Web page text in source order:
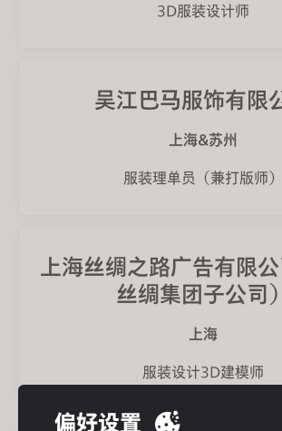
3D服装设计师
吴江巴马服饰有限
上海&苏州
服装理单员（兼打版师）
上海丝绸之路广告有限
丝绸集团子公司）
上海
服装设计3D建模师
偏好设置